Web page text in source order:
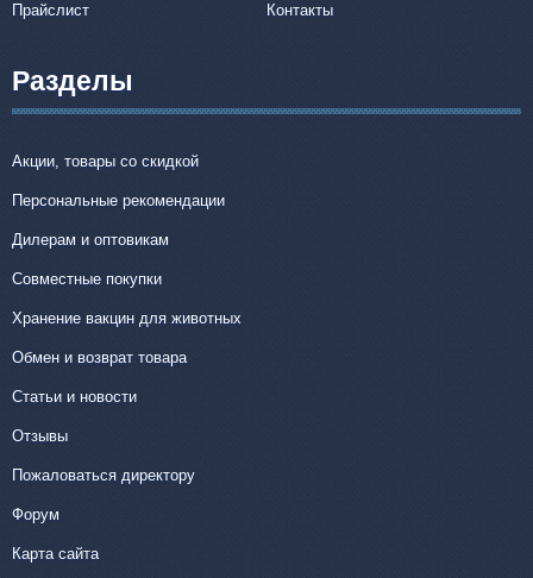
Прайслист
Контакты
Разделы
Акции, товары со скидкой
Персональные рекомендации
Дилерам и оптовикам
Совместные покупки
Хранение вакцин для животных
Обмен и возврат товара
Статьи и новости
Отзывы
Пожаловаться директору
Форум
Карта сайта